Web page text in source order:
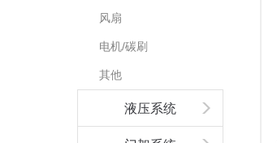
风扇
电机/碳刷
其他
液压系统